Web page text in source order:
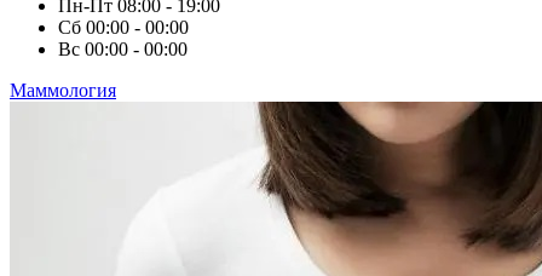
Пн-Пт 08:00 - 19:00
Сб 00:00 - 00:00
Вс 00:00 - 00:00
Маммология